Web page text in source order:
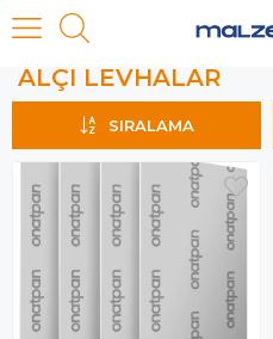
ALÇI LEVHALAR
SIRALAMA